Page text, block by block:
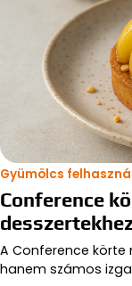
Gyümölcs
Conference
A Conference
hanem számos